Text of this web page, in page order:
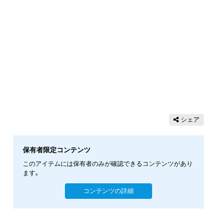
シェア
保有者限定コンテンツ
このアイテムには保有者のみが確認できるコンテンツがあり
ます。
コンテンツの詳細